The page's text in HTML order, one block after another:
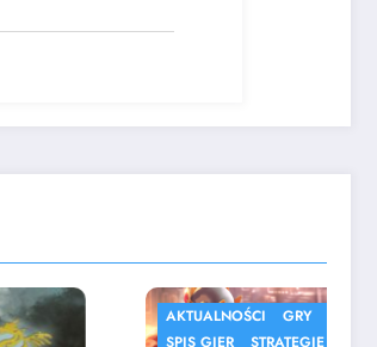
AKTUALNOŚCI GRY
MMORPG
SPIS GIER
STRATEGIE SYMULACJE